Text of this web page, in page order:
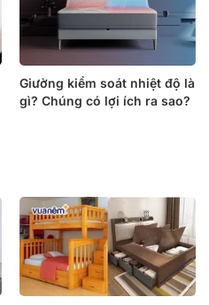
Giường kiểm soát nhiệt độ là
gì? Chúng có lợi ích ra sao?